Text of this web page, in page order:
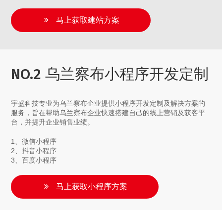
马上获取建站方案
NO.2 乌兰察布小程序开发定制
宇盛科技专业为乌兰察布企业提供小程序开发定制及解决方案的
服务，旨在帮助乌兰察布企业快速搭建自己的线上营销及获客平
台，并提升企业销售业绩。
1、微信小程序
2、抖音小程序
3、百度小程序
马上获取小程序方案